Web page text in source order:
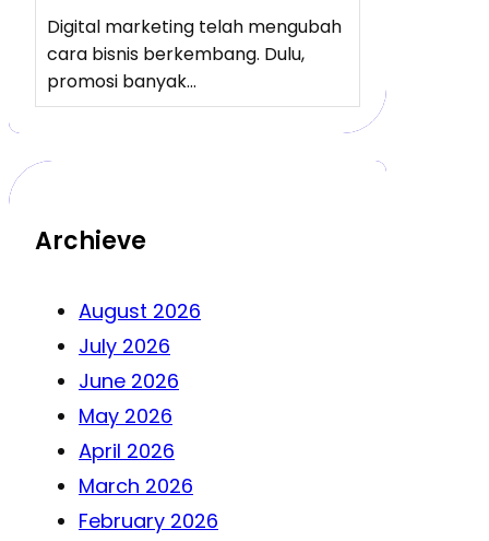
Digital marketing telah mengubah
cara bisnis berkembang. Dulu,
promosi banyak…
Archieve
August 2026
July 2026
June 2026
May 2026
April 2026
March 2026
February 2026